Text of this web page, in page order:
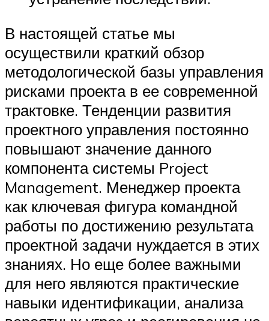
В настоящей статье мы
осуществили краткий обзор
методологической базы управления
рисками проекта в ее современной
трактовке. Тенденции развития
проектного управления постоянно
повышают значение данного
компонента системы Project
Management. Менеджер проекта
как ключевая фигура командной
работы по достижению результата
проектной задачи нуждается в этих
знаниях. Но еще более важными
для него являются практические
навыки идентификации, анализа